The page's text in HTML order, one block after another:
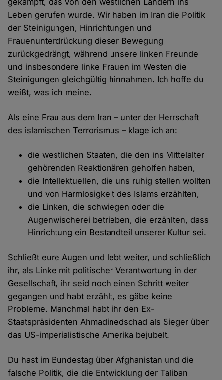
gekämpft, das von den westlichen Ländern ins
Leben gerufen wurde. Wir haben im Iran die Politik
der Steinigungen, Hinrichtungen und
Frauenunterdrückung dieser Bewegung
zurückgedrängt, während unsere linken Freunde
und insbesondere linke Frauen im Westen die
Steinigungen gleichgültig hinnahmen. Ich hoffe du
weißt, was ich meine.
Als eine Frau aus dem Iran – unter der Herrschaft
des islamischen Terrorismus – klage ich an:
die westlichen Staaten, die den ins Mittelalter
gehörenden Reaktionären geholfen haben,
die Intellektuellen, die uns ruhig stellen wollten
und von Harmlosigkeit des Islams erzählten,
die Linken, die schwiegen oder die
Augenwischerei betrieben, die erzählten, dass
Hinrichtung ein Bestandteil unserer Kultur sei.
Schließt eure Augen und lebt weiter, und schließlich
ihr, als Linke mit politischer Verantwortung in der
Gesellschaft, ihr seid noch einen Schritt weiter
gegangen und habt erzählt, es gäbe keine
Probleme. Manchmal habt ihr den Ex-
Staatspräsidenten Ahmadinedschad als Sieger über
das US-imperialistische Amerika bejubelt.
Du hast im Bundestag über Afghanistan und die
falsche Politik, die die Entwicklung der Taliban